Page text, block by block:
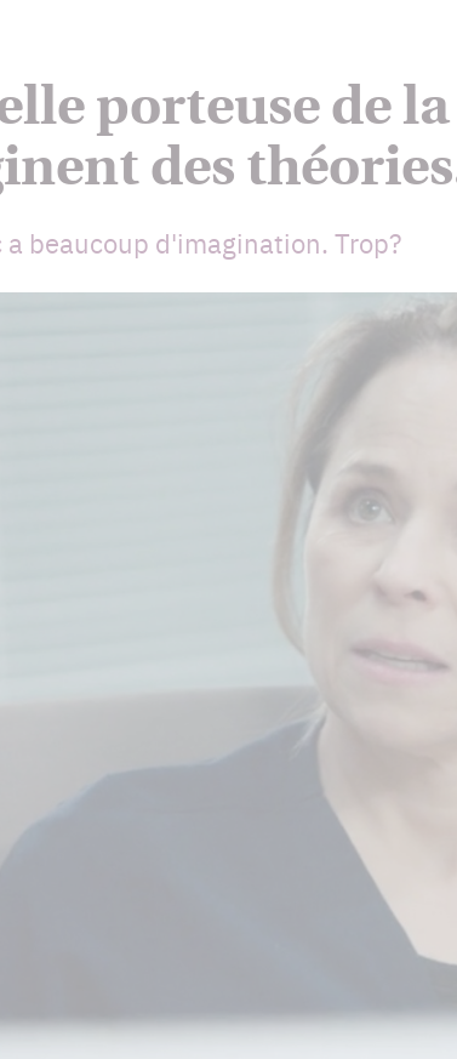
porteuse de
des
beaucoup d'imagination. Trop?